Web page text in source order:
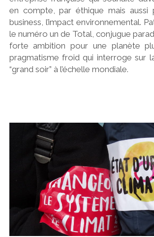
en compte, par éthique mais aussi
business, l’impact environnemental.
le numéro un de Total, conjugue
forte ambition pour une planète
pragmatisme froid qui interroge sur
“grand soir” à l’échelle mondiale.